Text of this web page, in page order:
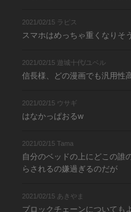
2021/02/15 ラピス
スマホはめっちゃ重くなりそう
2021/02/15 遊城十代/ユベル
信長様、どの漫画でも汎用性
2021/02/15 ウサギ
はなかっぱおるw
2021/02/15 Tama
自分のベッドの上にどこの誰
らされるの嫌過ぎるのだが
2021/02/15 あきやま
ブロックチェーンについても